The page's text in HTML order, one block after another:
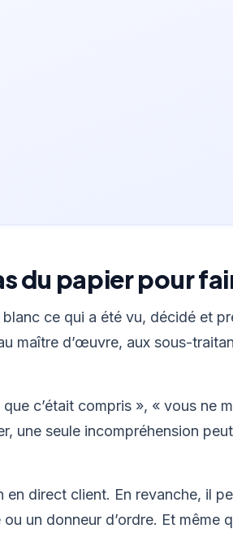
du papier pour
ce qui a été vu, décidé et
maître d’œuvre, aux sous-
c’était compris », « vous ne
une seule incompréhension
direct client. En revanche, il
un donneur d’ordre. Et même